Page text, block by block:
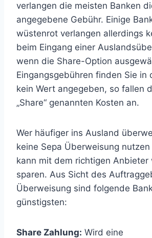
verlangen die meisten Banken
angegebene Gebühr. Einige
wüstenrot verlangen allerdings
beim Eingang einer
wenn die Share-Option
Eingangsgebühren finden Sie in
kein Wert angegeben, so fallen
„Share“ genannten Kosten an.
Wer häufiger ins Ausland
keine Sepa Überweisung
kann mit dem richtigen Anbieter
sparen. Aus Sicht des
Überweisung sind folgende
günstigsten:
Share Zahlung: Wird eine